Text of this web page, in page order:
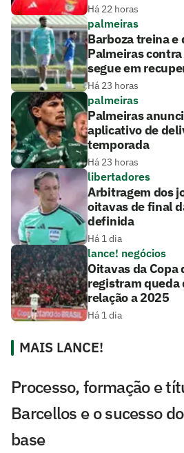
Há 22 horas
palmeiras
Barboza treina e
Palmeiras
segue em
Há 23 horas
palmeiras
Palmeiras
aplicativo de
temporada
Há 23 horas
libertadores
Arbitragem dos
oitavas de final
definida
Há 1 dia
lance! negócios
Oitavas da Copa
registram queda
relação a 2025
Há 1 dia
MAIS LANCE!
Processo, formação e
Barcellos e o sucesso
base